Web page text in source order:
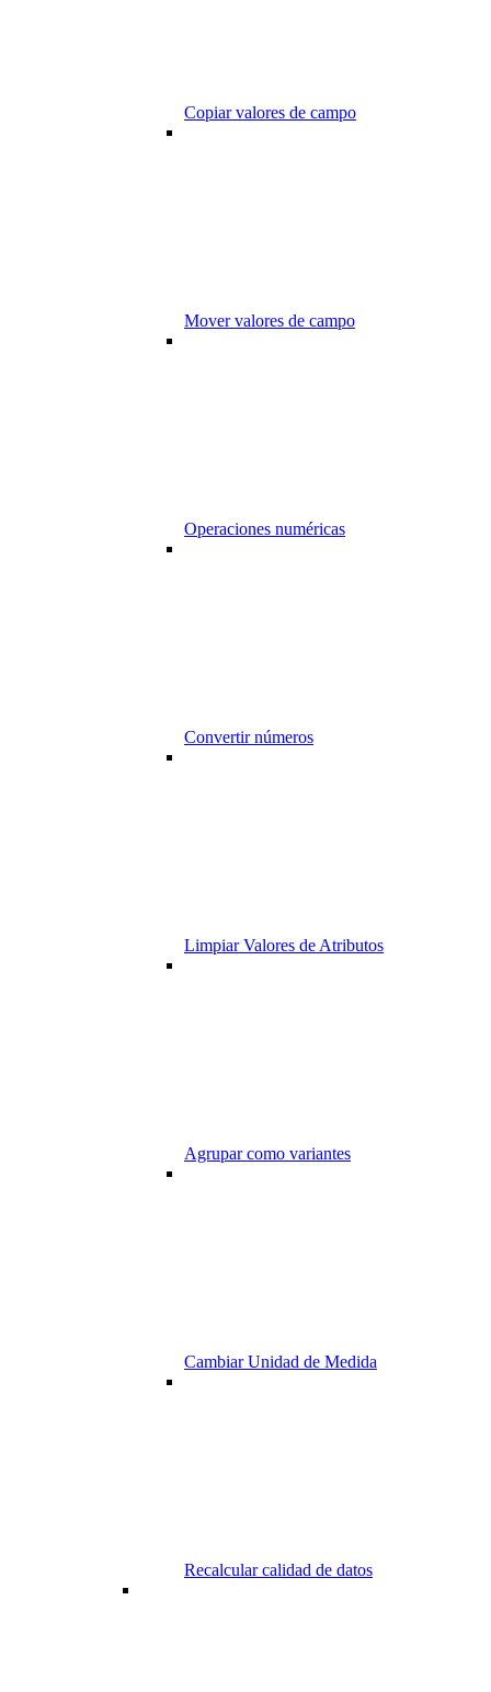
Copiar valores de campo
Mover valores de campo
Operaciones numéricas
Convertir números
Limpiar Valores de Atributos
Agrupar como variantes
Cambiar Unidad de Medida
Recalcular calidad de datos